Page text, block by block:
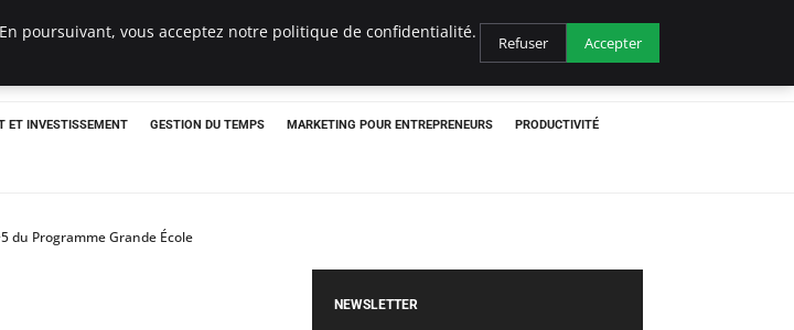
ET INVESTISSEMENT GESTION DU TEMPS MARKETING POUR ENTREPRENEURS PRODUCTIVITÉ
du Programme Grande École
NEWSLETTER
poursuivant, vous acceptez notre politique de confidentialité.
Refuser Accepter